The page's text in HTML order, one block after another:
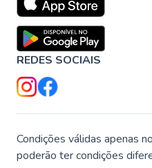
REDES SOCIAIS
Condições válidas apenas
poderão ter condições